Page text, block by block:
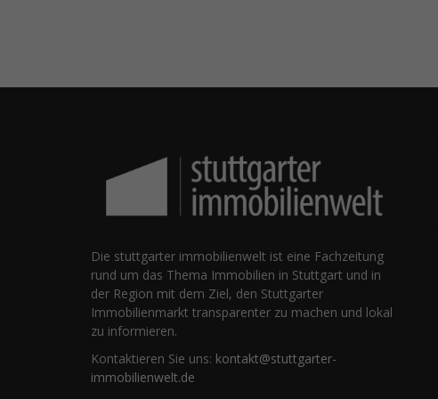
Die stuttgarter immobilienwelt ist eine Fachzeitung
rund um das Thema Immobilien in Stuttgart und in
der Region mit dem Ziel, den Stuttgarter
Immobilienmarkt transparenter zu machen und lokal
zu informieren.
Kontaktieren Sie uns: kontakt@stuttgarter-
immobilienwelt.de